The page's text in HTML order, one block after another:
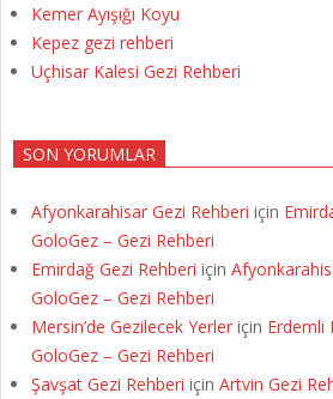
Kemer Ayışığı Koyu
Kepez gezi rehberi
Uçhisar Kalesi Gezi Rehberi
SON YORUMLAR
Afyonkarahisar Gezi Rehberi için
GoloGez – Gezi Rehberi
Emirdağ Gezi Rehberi için
GoloGez – Gezi Rehberi
Mersin’de Gezilecek Yerler için Erdemli
GoloGez – Gezi Rehberi
Şavşat Gezi Rehberi için Artvin Gezi